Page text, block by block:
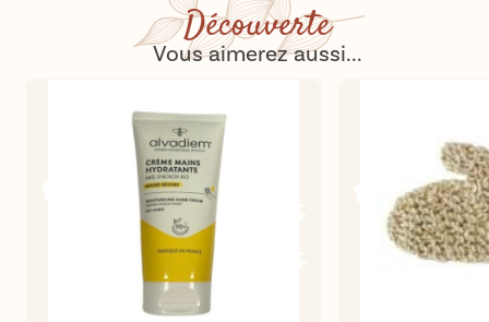
Découverte
Vous aimerez aussi...